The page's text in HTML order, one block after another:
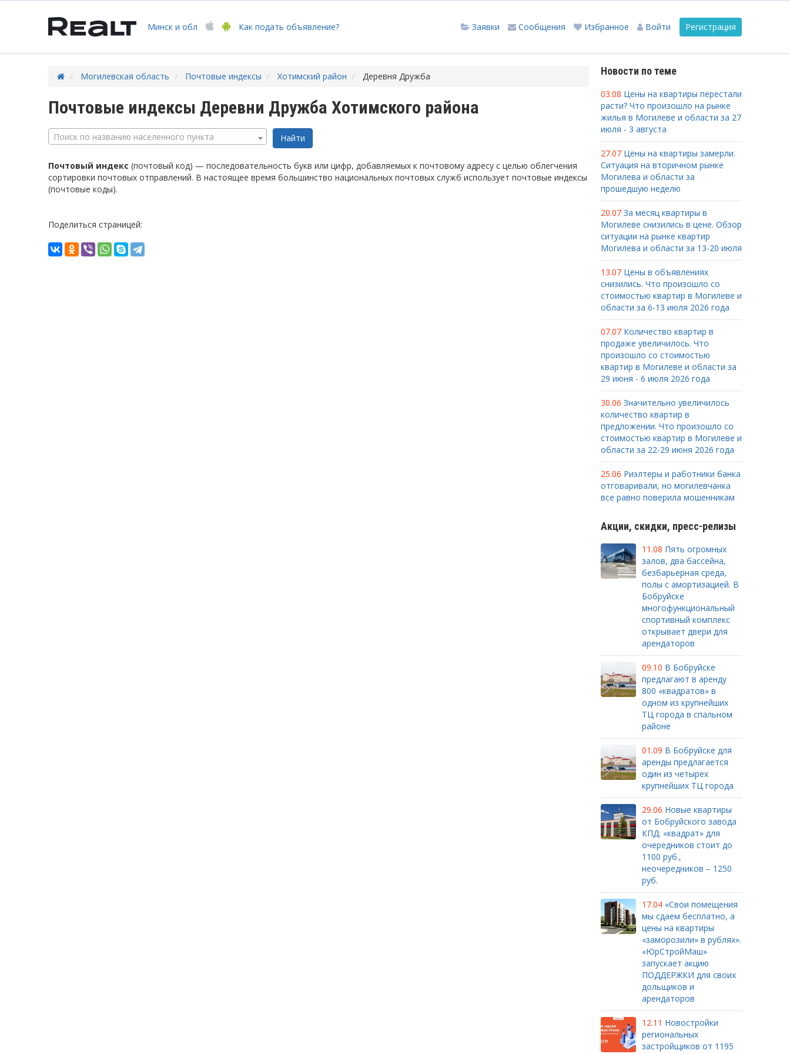
Минск и обл Как подать объявление? Регистрация
Войти
Избранное
Сообщения
Заявки
Могилевская область Почтовые индексы Хотимский район Деревня Дружба
Почтовые индексы Деревни Дружба Хотимского района
Поиск по названию населенного пункта
Почтовый индекс (почтовый код) — последовательность букв или цифр, добавляемых к почтовому адресу с целью облегчения
сортировки почтовых отправлений. В настоящее время большинство национальных почтовых служб использует почтовые индексы
(почтовые коды).
Поделиться страницей:
Новости по теме
03.08 Цены на квартиры перестали
расти? Что произошло на рынке
жилья в Могилеве и области за 27
июля - 3 августа
27.07 Цены на квартиры замерли.
Ситуация на вторичном рынке
Могилева и области за
прошедшую неделю
20.07 За месяц квартиры в
Могилеве снизились в цене. Обзор
ситуации на рынке квартир
Могилева и области за 13-20 июля
13.07 Цены в объявлениях
снизились. Что произошло со
стоимостью квартир в Могилеве и
области за 6-13 июля 2026 года
07.07 Количество квартир в
продаже увеличилось. Что
произошло со стоимостью
квартир в Могилеве и области за
29 июня - 6 июля 2026 года
30.06 Значительно увеличилось
количество квартир в
предложении. Что произошло со
стоимостью квартир в Могилеве и
области за 22-29 июня 2026 года
25.06 Риэлтеры и работники банка
отговаривали, но могилевчанка
все равно поверила мошенникам
Акции, скидки, пресс-релизы
11.08 Пять огромных
залов, два бассейна,
безбарьерная среда,
полы с амортизацией. В
Бобруйске
многофункциональный
спортивный комплекс
открывает двери для
арендаторов
09.10 В Бобруйске
предлагают в аренду
800 «квадратов» в
одном из крупнейших
ТЦ города в спальном
районе
01.09 В Бобруйске для
аренды предлагается
один из четырех
крупнейших ТЦ города
29.06 Новые квартиры
от Бобруйского завода
КПД: «квадрат» для
очередников стоит до
1100 руб.,
неочередников – 1250
руб.
17.04 «Свои помещения
мы сдаем бесплатно, а
цены на квартиры
«заморозили» в рублях».
«ЮрСтройМаш»
запускает акцию
ПОДДЕРЖКИ для своих
дольщиков и
арендаторов
12.11 Новостройки
региональных
застройщиков от 1195